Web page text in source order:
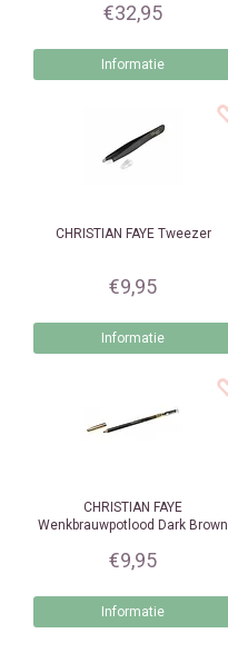
€32,95
Informatie
CHRISTIAN FAYETweezer
€9,95
Informatie
CHRISTIAN FAYE
Wenkbrauwpotlood Dark Brown
€9,95
Informatie